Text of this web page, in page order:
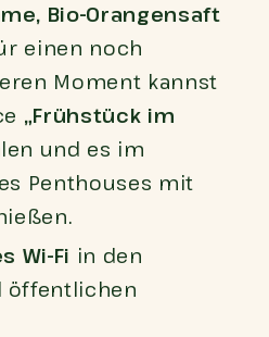
Bio-Orangensaft
einen noch
Moment kannst
„Frühstück im
und es im
Penthouses mit
Wi-Fi in den
öffentlichen